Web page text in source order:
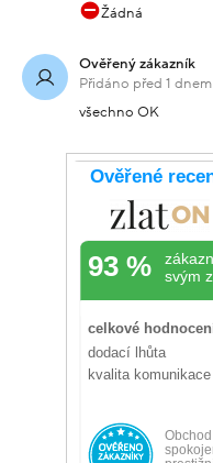
Žádná
Ověřený zákazník
Přidáno před 1 dnem
všechno OK